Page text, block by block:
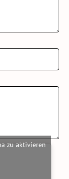
zu aktivieren